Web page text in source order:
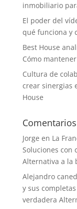
inmobiliario
El poder del
qué funciona y
Best House
Cómo
Cultura de
crear sinergias
House
Jorge en La
Soluciones con
Alternativa a la
Alejandro
y sus
verdadera